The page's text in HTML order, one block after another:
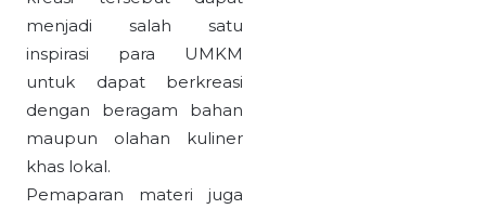
menjadi salah satu
inspirasi para UMKM
untuk dapat berkreasi
dengan beragam bahan
maupun olahan kuliner
khas lokal.
Pemaparan materi juga